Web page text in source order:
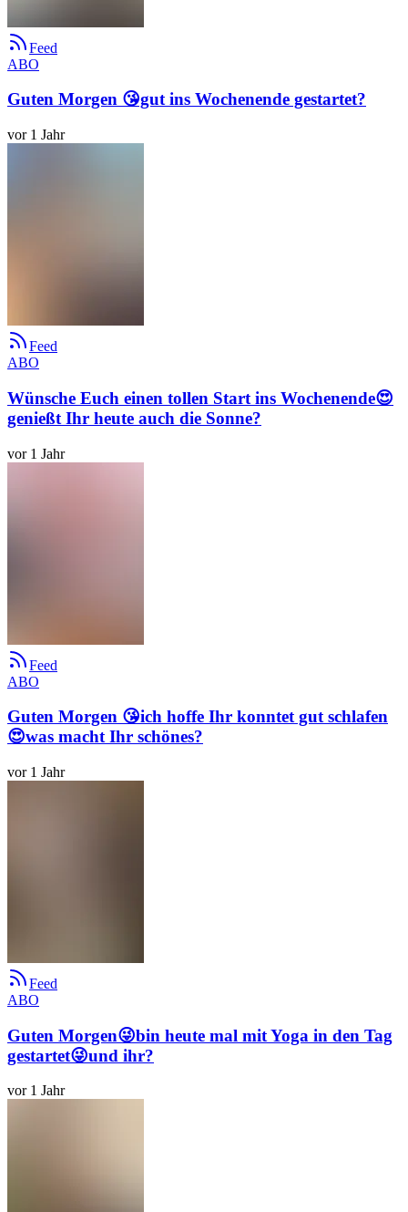
Feed
ABO
Guten Morgen 😘gut ins Wochenende gestartet?
vor 1 Jahr
Feed
ABO
Wünsche Euch einen tollen Start ins Wochenende😍
genießt Ihr heute auch die Sonne?
vor 1 Jahr
Feed
ABO
Guten Morgen 😘ich hoffe Ihr konntet gut schlafen
😍was macht Ihr schönes?
vor 1 Jahr
Feed
ABO
Guten Morgen😜bin heute mal mit Yoga in den Tag
gestartet😜und ihr?
vor 1 Jahr